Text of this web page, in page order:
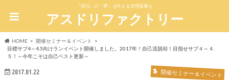
『明日』の『夢』を叶える管理栄養士
アスドリファクトリー
HOME
開催セミナー＆イベント
目標サブ4～4.5向けランイベント開催しました。2017年！自己流脱却！目指せサブ４～４.
５！～今年こそは自己ベスト更新～
2017.01.22 開催セミナー＆イベント